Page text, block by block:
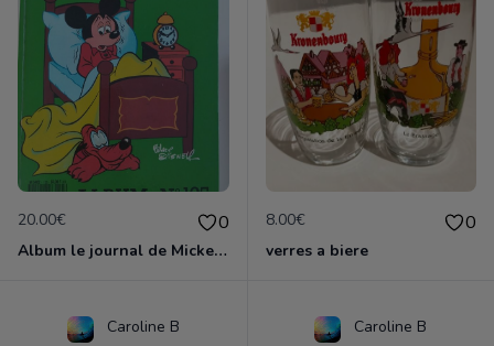
20.00€ 0
Album le journal de Mickey vintage ancien
8.00€ 0
verres a biere
Caroline B Caroline B